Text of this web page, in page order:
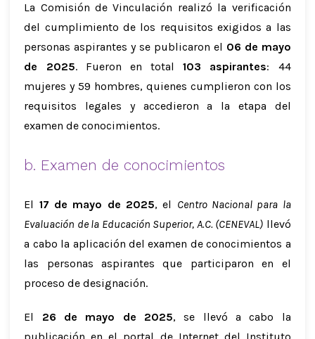
La Comisión de Vinculación realizó la verificación
del cumplimiento de los requisitos exigidos a las
personas aspirantes y se publicaron el 06 de mayo
de 2025. Fueron en total103 aspirantes: 44
mujeres y 59 hombres, quienes cumplieron con los
requisitos legales y accedieron a la etapa del
examen de conocimientos.
b. Examen de conocimientos
El 17 de mayo de 2025, el Centro Nacional para la
Evaluación de la Educación Superior, A.C. (CENEVAL) llevó
a cabo la aplicación del examen de conocimientos a
las personas aspirantes que participaron en el
proceso de designación.
El 26 de mayo de 2025, se llevó a cabo la